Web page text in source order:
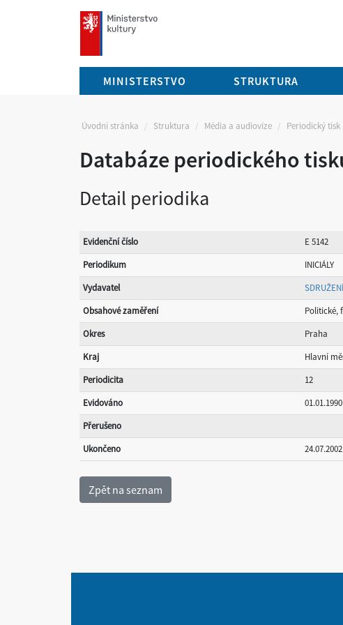
mkcr.cz
MINISTERSTVO STRUKTURA
Úvodní stránka Struktura Média a audiovize Periodický tisk
Databáze periodického
Detail periodika
Evidenční číslo
E 5142
Periodikum
INICIÁLY
Vydavatel
Obsahové zaměření
Politické,
Okres
Praha
Kraj
Hlavní
Periodicita
12
Evidováno
01.01.1990
Přerušeno
Ukončeno
24.07.2002